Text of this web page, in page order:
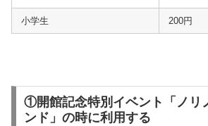
小学生 200円
①開館記念特別イベント「ノリ
ンド」の時に利用する